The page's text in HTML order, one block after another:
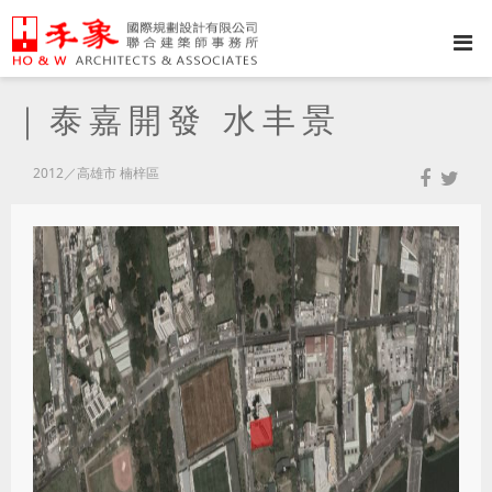
｜泰嘉開發 水丰景
2012／高雄市 楠梓區